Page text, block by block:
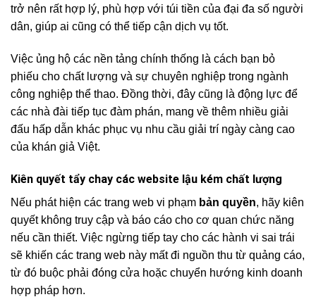
trở nên rất hợp lý, phù hợp với túi tiền của đại đa số người
dân, giúp ai cũng có thể tiếp cận dịch vụ tốt.
Việc ủng hộ các nền tảng chính thống là cách bạn bỏ
phiếu cho chất lượng và sự chuyên nghiệp trong ngành
công nghiệp thể thao. Đồng thời, đây cũng là động lực để
các nhà đài tiếp tục đàm phán, mang về thêm nhiều giải
đấu hấp dẫn khác phục vụ nhu cầu giải trí ngày càng cao
của khán giả Việt.
Kiên quyết tẩy chay các website lậu kém chất lượng
Nếu phát hiện các trang web vi phạm bản quyền, hãy kiên
quyết không truy cập và báo cáo cho cơ quan chức năng
nếu cần thiết. Việc ngừng tiếp tay cho các hành vi sai trái
sẽ khiến các trang web này mất đi nguồn thu từ quảng cáo,
từ đó buộc phải đóng cửa hoặc chuyển hướng kinh doanh
hợp pháp hơn.